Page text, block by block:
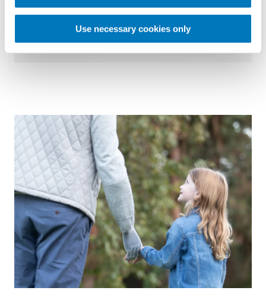
Use necessary cookies only
la prótesis y me las arreglaría con el